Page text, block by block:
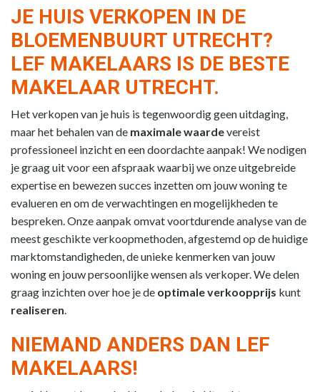
JE HUIS VERKOPEN IN DE
BLOEMENBUURT UTRECHT?
LEF MAKELAARS IS DE BESTE
MAKELAAR UTRECHT.
Het verkopen van je huis is tegenwoordig geen uitdaging,
maar het behalen van de maximale waardevereist
professioneel inzicht en een doordachte aanpak! We nodigen
je graag uit voor een afspraak waarbij we onze uitgebreide
expertise en bewezen succes inzetten om jouw woning te
evalueren en om de verwachtingen en mogelijkheden te
bespreken. Onze aanpak omvat voortdurende analyse van de
meest geschikte verkoopmethoden, afgestemd op de huidige
marktomstandigheden, de unieke kenmerken van jouw
woning en jouw persoonlijke wensen als verkoper. We delen
graag inzichten over hoe je de optimale verkoopprijs kunt
realiseren.
NIEMAND ANDERS DAN LEF
MAKELAARS!